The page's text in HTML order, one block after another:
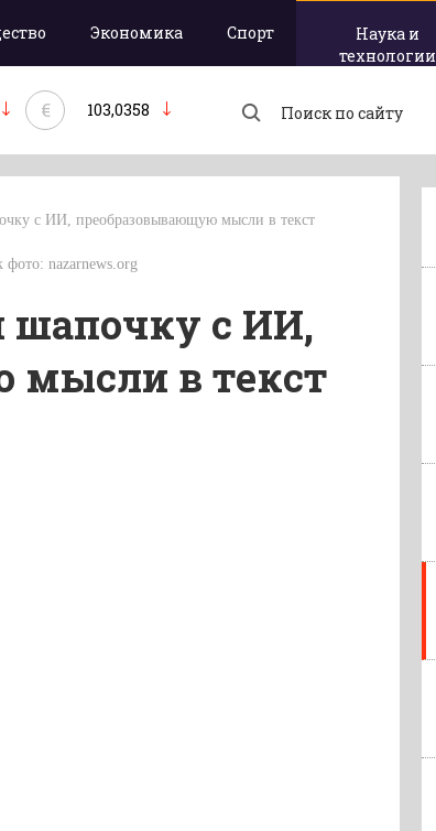
Экономика Спорт
Наука и
технологии
€ 103,0358
с ИИ, преобразовывающую мысли в текст
nazarnews.org
шапочку с ИИ,
мысли в текст